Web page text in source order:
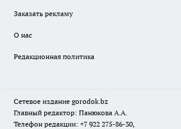
Заказать рекламу
О нас
Редакционная политика
Сетевое издание gorodok.bz
Главный редактор: Панюкова А.А.
Телефон редакции: +7 922 275-86-30,